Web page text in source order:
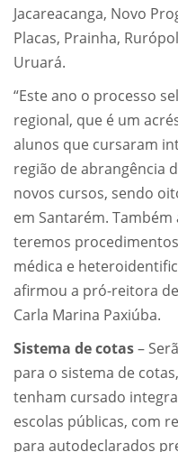
Jacareacanga, Novo
Placas, Prainha,
Uruará.
“Este ano o processo
regional, que é um
alunos que cursaram
região de abrangência
novos cursos, sendo
em Santarém.
teremos
médica e
afirmou a pró-reitora
Carla Marina Paxiúba.
Sistema de cotas–
para o sistema de
tenham cursado
escolas públicas, com
para autodeclarados